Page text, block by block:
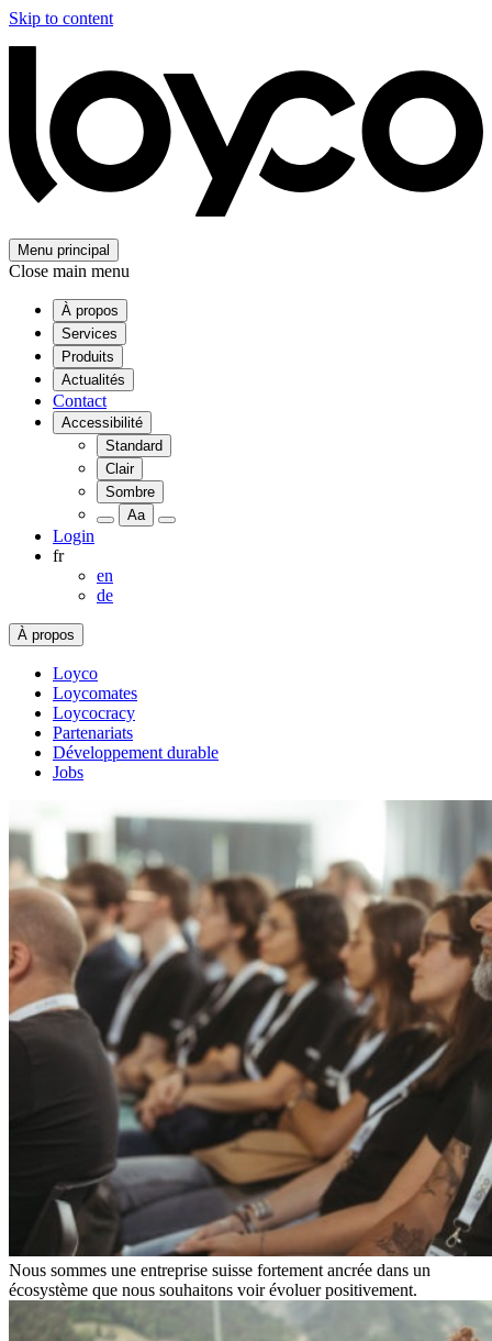
Skip to content
Menu principal
Close main menu
À propos
Services
Produits
Actualités
Contact
Accessibilité
Standard
Clair
Sombre
Aa
Login
fr
en
de
À propos
Loyco
Loycomates
Loycocracy
Partenariats
Développement durable
Jobs
Nous sommes une entreprise suisse fortement ancrée dans un
écosystème que nous souhaitons voir évoluer positivement.